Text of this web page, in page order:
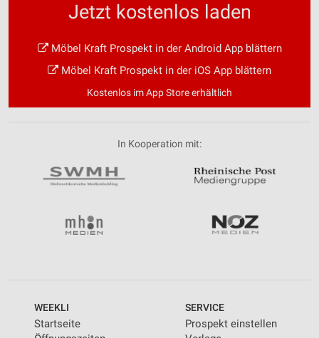
Jetzt kostenlos laden
Möbel Kraft Prospekt in der Android App blättern
Möbel Kraft Prospekt in der iOS App blättern
Kostenlos im App Store erhältlich
In Kooperation mit:
WEEKLI
Startseite
SERVICE
Prospekt einstellen